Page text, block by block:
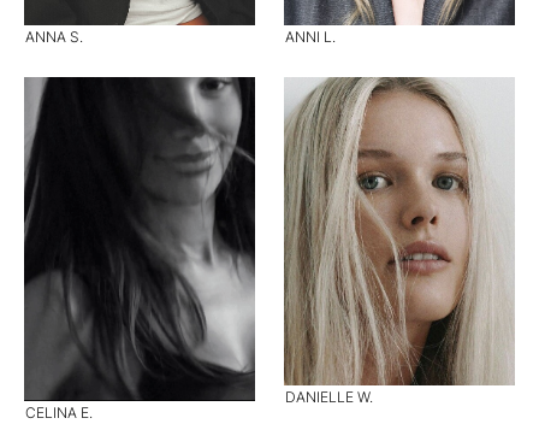
ANNA S. ANNI L.
CELINA E.
DANIELLE W.